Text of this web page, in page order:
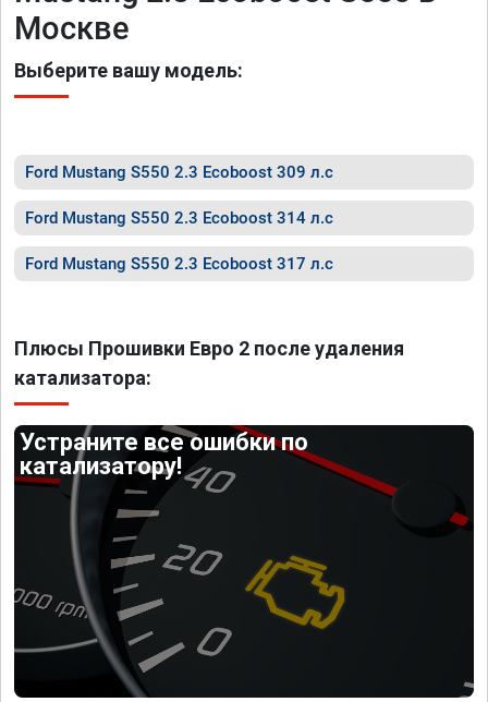
Москве
Выберите вашу модель:
Ford Mustang S550 2.3 Ecoboost 309 л.с
Ford Mustang S550 2.3 Ecoboost 314 л.с
Ford Mustang S550 2.3 Ecoboost 317 л.с
Плюсы Прошивки Евро 2 после удаления
катализатора:
Устраните все ошибки по
катализатору!